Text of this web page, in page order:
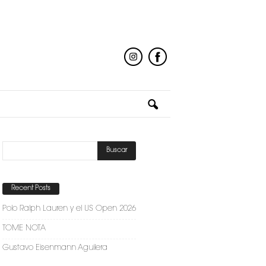
Recent Posts
Polo Ralph Lauren y el US Open 2026
TOME NOTA
Gustavo Eisenmann Aguilera